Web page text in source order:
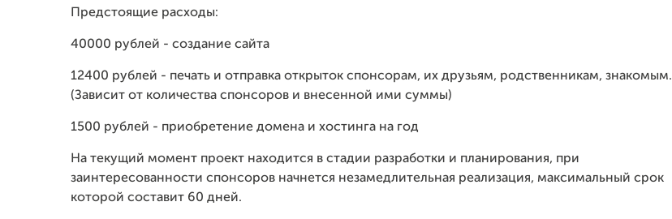
Предстоящие расходы:
40000 рублей - создание сайта
12400 рублей - печать и отправка открыток спонсорам, их друзьям, родственникам, знакомым.
(Зависит от количества спонсоров и внесенной ими суммы)
1500 рублей - приобретение домена и хостинга на год
На текущий момент проект находится в стадии разработки и планирования, при
заинтересованности спонсоров начнется незамедлительная реализация, максимальный срок
которой составит 60 дней.